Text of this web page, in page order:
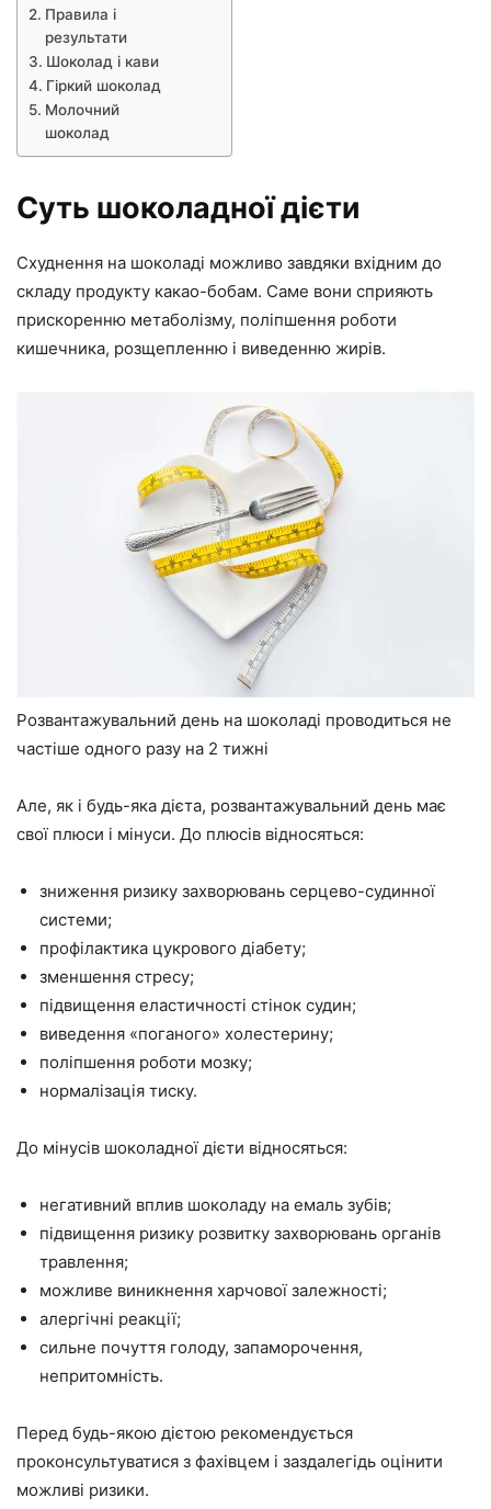
Правила і
результати
Шоколад і кави
Гіркий шоколад
Молочний
шоколад
Суть шоколадної дієти
Схуднення на шоколаді можливо завдяки вхідним до
складу продукту какао-бобам. Саме вони сприяють
прискоренню метаболізму, поліпшення роботи
кишечника, розщепленню і виведенню жирів.
Розвантажувальний день на шоколаді проводиться не
частіше одного разу на 2 тижні
Але, як і будь-яка дієта, розвантажувальний день має
свої плюси і мінуси. До плюсів відносяться:
зниження ризику захворювань серцево-судинної
системи;
профілактика цукрового діабету;
зменшення стресу;
підвищення еластичності стінок судин;
виведення «поганого» холестерину;
поліпшення роботи мозку;
нормалізація тиску.
До мінусів шоколадної дієти відносяться:
негативний вплив шоколаду на емаль зубів;
підвищення ризику розвитку захворювань органів
травлення;
можливе виникнення харчової залежності;
алергічні реакції;
сильне почуття голоду, запаморочення,
непритомність.
Перед будь-якою дієтою рекомендується
проконсультуватися з фахівцем і заздалегідь оцінити
можливі ризики.